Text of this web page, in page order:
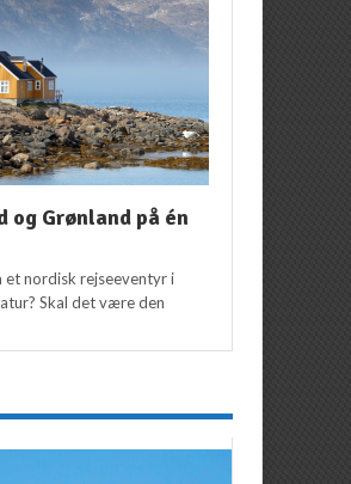
og Grønland på én
et nordisk rejseeventyr i
Skal det være den